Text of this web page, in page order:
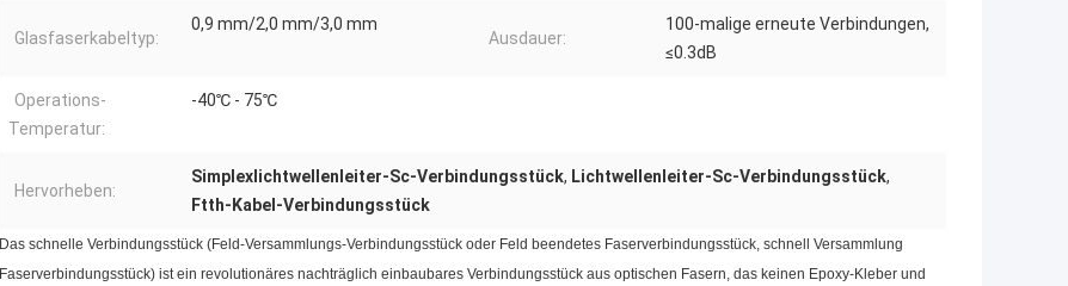
Glasfaserkabeltyp:
0,9 mm/2,0 mm/3,0 mm
Ausdauer:
100-malige erneute Verbindungen,
≤0.3dB
Operations-
Temperatur:
-40℃ - 75℃
Hervorheben:
Simplexlichtwellenleiter-Sc-Verbindungsstück, Lichtwellenleiter-Sc-Verbindungsstück,
Ftth-Kabel-Verbindungsstück
Das schnelle Verbindungsstück (Feld-Versammlungs-Verbindungsstück oder Feld beendetes Faserverbindungsstück, schnell Versammlung
Faserverbindungsstück) ist ein revolutionäres nachträglich einbaubares Verbindungsstück aus optischen Fasern, das keinen Epoxy-Kleber und